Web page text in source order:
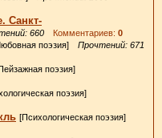
Санкт-
660 Комментариев: 0
поэзия] Прочтений: 671
поэзия]
поэзия]
[Психологическая поэзия]